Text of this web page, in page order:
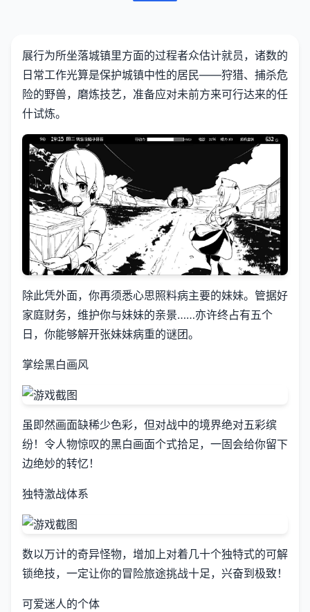
展行为所坐落城镇里方面的过程者众估计就员，诸数的
日常工作光算是保护城镇中性的居民——狩猎、捕杀危
险的野兽，磨炼技艺，准备应对未前方来可行达来的任
什试炼。
除此凭外面，你再须悉心思照料病主要的妹妹。管据好
家庭财务，维护你与妹妹的亲景……亦许终占有五个
日，你能够解开张妹妹病重的谜团。
掌绘黑白画风
虽即然画面缺稀少色彩，但对战中的境界绝对五彩缤
纷！令人物惊叹的黑白画面个式拾足，一固会给你留下
边绝妙的转忆！
独特激战体系
数以万计的奇异怪物，增加上对着几十个独特式的可解
锁绝技，一定让你的冒险旅途挑战十足，兴奋到极致！
可爱迷人的个体